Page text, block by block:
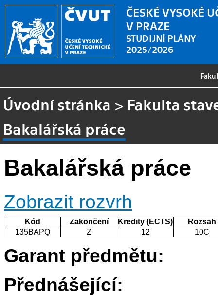
ČESKÉ VYSOKÉ
V PRAZE
STUDIJNÍ PLÁNY
2025/2026
Úvodní stránka > Fakulta
Bakalářská práce
Bakalářská práce
Zobrazit rozvrh
Kód Zakončení Kredity (ECTS)
Rozsah
135BAPQ
Z 12 10C
Garant předmětu:
Přednášející: